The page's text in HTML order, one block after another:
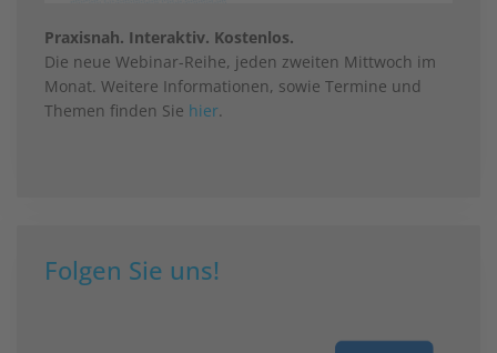
Praxisnah. Interaktiv. Kostenlos.
Die neue Webinar-Reihe, jeden zweiten Mittwoch im
Monat. Weitere Informationen, sowie Termine und
Themen finden Sie hier.
Folgen Sie uns!